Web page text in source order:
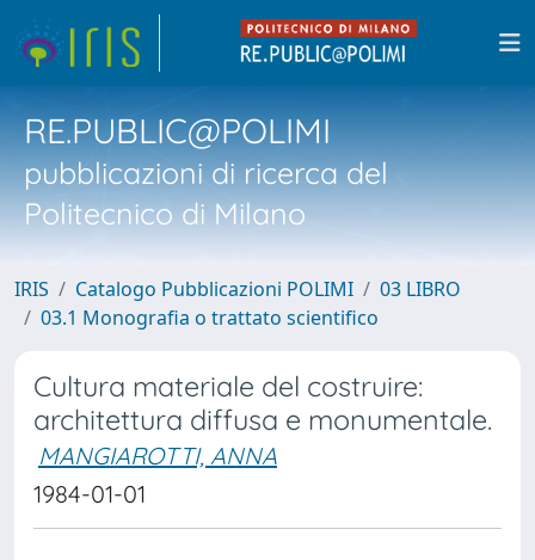
RE.PUBLIC@POLIMI
pubblicazioni di ricerca del
Politecnico di Milano
IRIS Catalogo Pubblicazioni POLIMI
03 LIBRO
03.1 Monografia o trattato scientifico
Cultura materiale del costruire:
architettura diffusa e monumentale.
MANGIAROTTI, ANNA
1984-01-01